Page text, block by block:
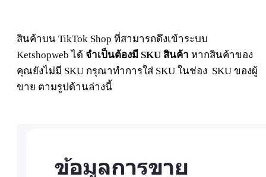
สินค้าบน TikTok Shop ที่สามารถดึงเข้าระบบ
Ketshopweb ได้ จำเป็นต้องมี SKU สินค้า หากสินค้าของ
คุณยังไม่มี SKU กรุณาทำการใส่ SKU ในช่อง SKU ของผู้
ขาย ตามรูปด้านล่างนี้